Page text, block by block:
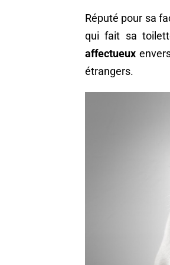
Réputé pour sa
qui fait sa
affectueux
étrangers.